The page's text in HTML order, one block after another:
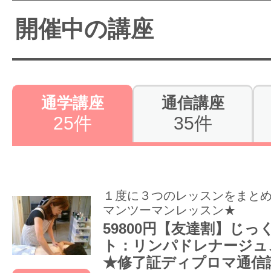
開催中の講座
通学講座
25件
通信講座
35件
１度に３つのレッスンをまと
マンツーマンレッスン★
59800円【友達割】じっ
ト：リンパドレナージ
★修了証ディプロマ通信